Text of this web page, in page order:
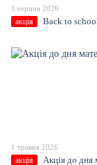
1 серпня 2026
акція Back to
1 травня 2026
акція Акція до дня